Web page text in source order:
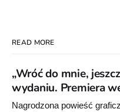
READ MORE
„Wróć do mnie,
wydaniu. Premiera
Nagrodzona powieść